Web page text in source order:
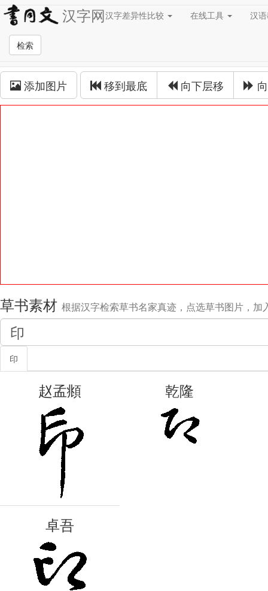
汉字网汉字差异性比较 在线工具 汉
检索
草书在线
添加图片 移到最底 向下层移
草书素材 根据汉字检索草书名家真迹，点选草书图片，加
印
赵孟頫 乾隆
卓吾